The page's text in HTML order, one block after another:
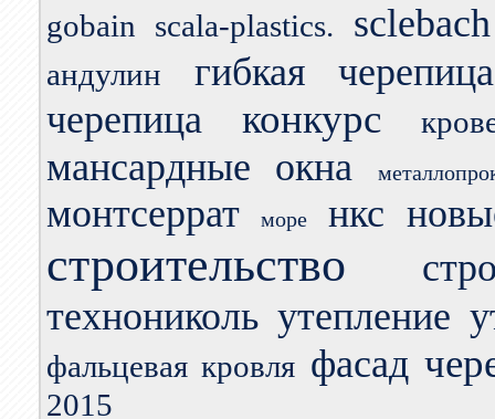
gobain
scala-plastics. sclebach
андулин
гибкая черепица
черепица
конкурс
мансардные окна
монтсеррат море нкс
строительство
технониколь утепление
фальцевая кровля фасад
2015